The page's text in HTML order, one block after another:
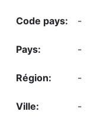
-
-
-
-